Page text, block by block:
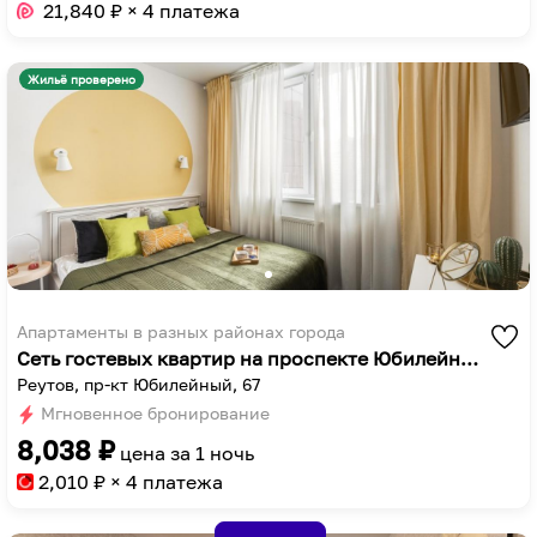
the
keyboard
shortcuts
changing
dates.
get
keyboard
changing
dates.
21,840 ₽ × 4 платежа
Жильё проверено
Апартаменты в разных районах города
Сеть гостевых квартир на проспекте Юбилейный 67
Реутов, пр-кт Юбилейный, 67
Мгновенное бронирование
8,038 ₽ цена за 1 ночь
2,010 ₽ × 4 платежа